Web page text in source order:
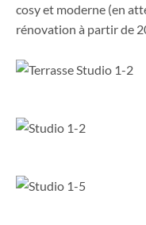
cosy et moderne (en
rénovation à partir de